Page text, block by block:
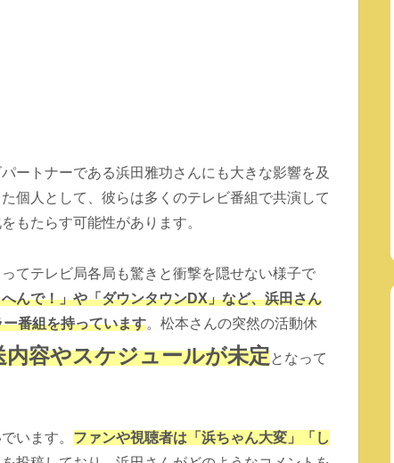
ートナーである浜田雅功さんにも大きな影響を及
個人として、彼らは多くのテレビ番組で共演して
もたらす可能性があります。
てテレビ局各局も驚きと衝撃を隠せない様子で
んで！」や「ダウンタウンDX」など、浜田さん
番組を持っています。松本さんの突然の活動休
容やスケジュールが未定となって
います。 ファンや視聴者は「浜ちゃん大変」「し